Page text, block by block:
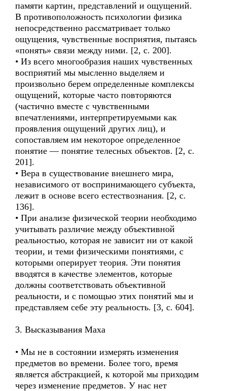
памяти картин, представлений и ощущений.
В противоположность психологии физика
непосредственно рассматривает только
ощущения, чувственные восприятия, пытаясь
«понять» связи между ними. [2, с. 200].
• Из всего многообразия наших чувственных
восприятий мы мысленно выделяем и
произвольно берем определенные комплексы
ощущений, которые часто повторяются
(частично вместе с чувственными
впечатлениями, интерпретируемыми как
проявления ощущений других лиц), и
сопоставляем им некоторое определенное
понятие — понятие телесных объектов. [2, с.
201].
• Вера в существование внешнего мира,
независимого от воспринимающего субъекта,
лежит в основе всего естествознания. [2, с.
136].
• При анализе физической теории необходимо
учитывать различие между объективной
реальностью, которая не зависит ни от какой
теории, и теми физическими понятиями, с
которыми оперирует теория. Эти понятия
вводятся в качестве элементов, которые
должны соответствовать объективной
реальности, и с помощью этих понятий мы и
представляем себе эту реальность. [3, с. 604].
3. Высказывания Маха
• Мы не в состоянии измерять изменения
предметов во времени. Более того, время
является абстракцией, к которой мы приходим
через изменение предметов. У нас нет